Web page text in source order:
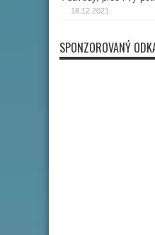
18.12.2021
SPONZOROVANÝ